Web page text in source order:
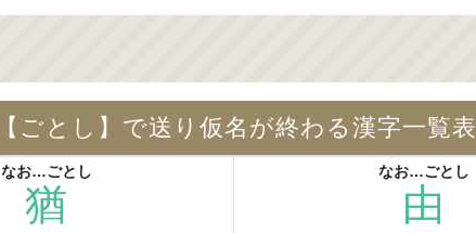
【ごとし】で送り仮名が終わる漢字一覧表
猶
なお…ごとし
由
なお…ごとし